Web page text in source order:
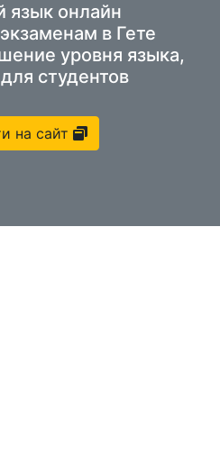
язык онлайн
в Гете
уровня языка,
студентов
на сайт